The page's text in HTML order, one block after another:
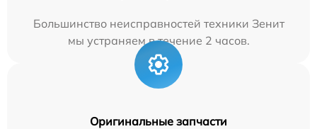
Большинство неисправностей техники Зенит
мы устраняем в течение 2 часов.
Оригинальные запчасти